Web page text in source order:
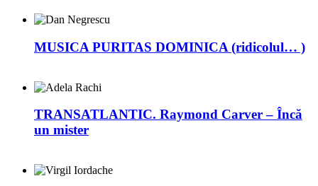
MUSICA PURITAS DOMINICA (ridicolul… )
TRANSATLANTIC. Raymond Carver – Încă
un mister